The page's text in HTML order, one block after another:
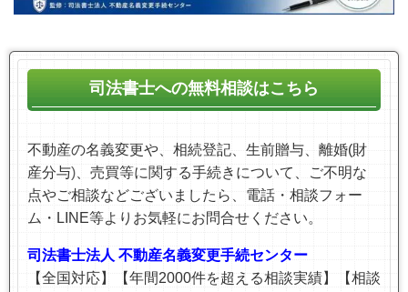
司法書士への無料相談はこちら
不動産の名義変更や、相続登記、生前贈与、離婚(財
産分与) 、売買等に関する手続きについて、ご不明な
点やご相談などございましたら、電話・相談フォー
ム・LINE等より お気軽にお問合せください。
司法書士法人 不動産名義変更手続センター
【全国対応】【年間2000件を超える相談実績】【相談